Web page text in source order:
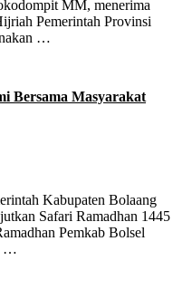
MM, menerima
Pemerintah Provinsi
…
Bersama Masyarakat
Kabupaten Bolaang
Safari Ramadhan 1445
Pemkab Bolsel
…